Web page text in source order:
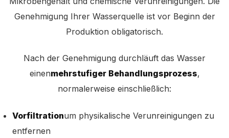
Genehmigung Ihrer Wasserquelle ist vor Beginn der
Produktion obligatorisch.
Nach der Genehmigung durchläuft das Wasser
einenmehrstufiger Behandlungsprozess,
normalerweise einschließlich:
Vorfiltrationum physikalische Verunreinigungen zu
entfernen